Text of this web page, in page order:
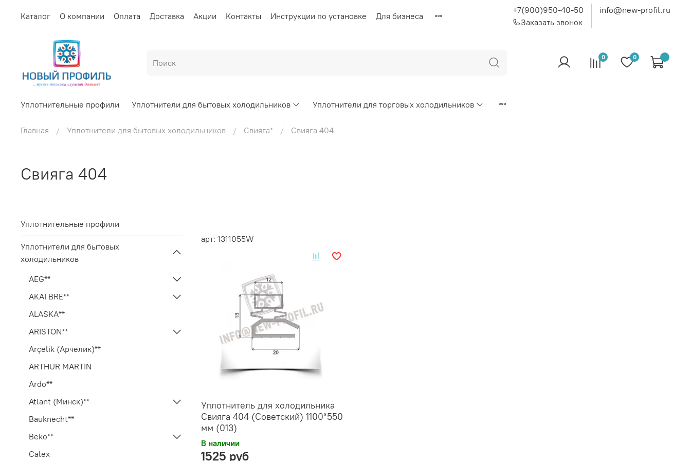
Каталог О компании Оплата Доставка Акции Контакты Инструкции по установке Для бизнеса
+7(900)950-40-50
Заказать звонок
info@new-profil.ru
0 0
Уплотнительные профили Уплотнители для бытовых холодильников Уплотнители для торговых холодильников
Главная Уплотнители для бытовых холодильников Свияга* Свияга 404
Свияга 404
арт: 1311055W
Уплотнитель для холодильника
Свияга 404 (Советский) 1100*550
мм (013)
В наличии
1525 руб
Уплотнительные профили
Уплотнители для бытовых
холодильников
AEG**
AKAI BRE**
ALASKA**
ARISTON**
Arçelik (Арчелик)**
ARTHUR MARTIN
Ardo**
Atlant (Минск)**
Bauknecht**
Beko**
Calex